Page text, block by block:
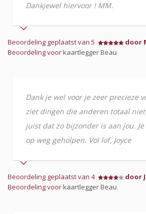
Dankjewel hiervoor ! MM.
Beoordeling geplaatst van 5
door
Beoordeling voorkaartlegger Beau
Dank je wel voor je zeer precieze
ziet dingen die anderen totaal
juist dat zo bijzonder is aan jou.
op weg geholpen. Vol lof, Joyce
Beoordeling geplaatst van 4
door
Beoordeling voorkaartlegger Beau